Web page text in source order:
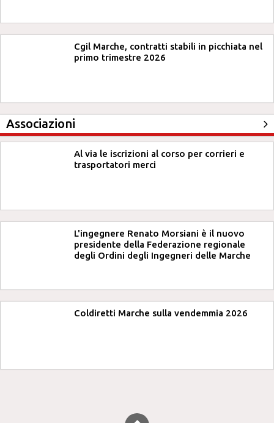
Cgil Marche, contratti stabili in picchiata nel
primo trimestre 2026
Associazioni
Al via le iscrizioni al corso per corrieri e
trasportatori merci
L'ingegnere Renato Morsiani è il nuovo
presidente della Federazione regionale
degli Ordini degli Ingegneri delle Marche
Coldiretti Marche sulla vendemmia 2026